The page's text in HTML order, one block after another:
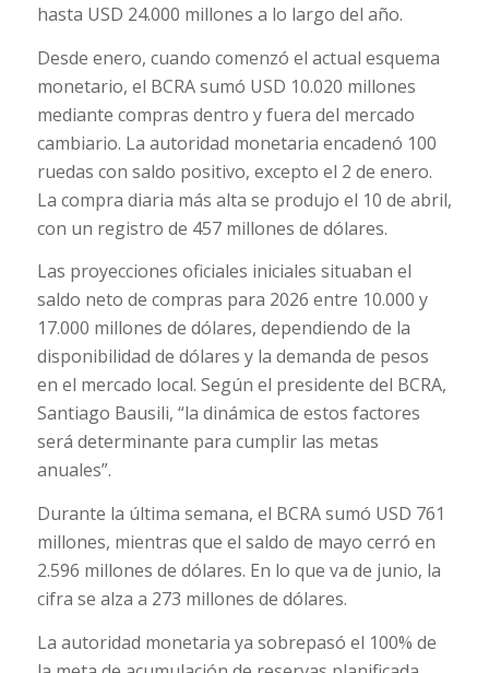
hasta USD 24.000 millones a lo largo del año.
Desde enero, cuando comenzó el actual esquema
monetario, el BCRA sumó USD 10.020 millones
mediante compras dentro y fuera del mercado
cambiario. La autoridad monetaria encadenó 100
ruedas con saldo positivo, excepto el 2 de enero.
La compra diaria más alta se produjo el 10 de abril,
con un registro de 457 millones de dólares.
Las proyecciones oficiales iniciales situaban el
saldo neto de compras para 2026 entre 10.000 y
17.000 millones de dólares, dependiendo de la
disponibilidad de dólares y la demanda de pesos
en el mercado local. Según el presidente del BCRA,
Santiago Bausili, “la dinámica de estos factores
será determinante para cumplir las metas
anuales”.
Durante la última semana, el BCRA sumó USD 761
millones, mientras que el saldo de mayo cerró en
2.596 millones de dólares. En lo que va de junio, la
cifra se alza a 273 millones de dólares.
La autoridad monetaria ya sobrepasó el 100% de